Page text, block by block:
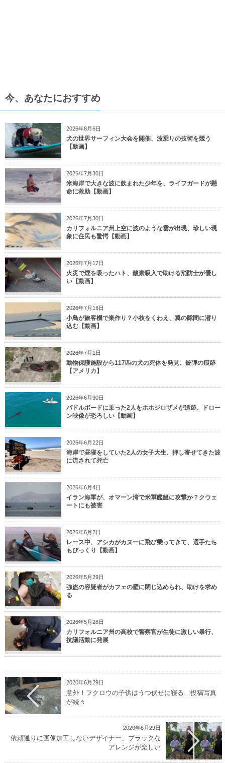
今、あなたにおすすめ
2026年8月6日
犬の世界サーフィン大会を開催、波乗りの技術を競う
【動画】
2026年7月30日
米海岸で大きな波に飲まれた少年を、ライフガードが懸
命に救助【動画】
2026年7月30日
カリフォルニア州上空に波のような雲が出現、珍しい現
象に住民も驚愕【動画】
2026年7月17日
火災で煙を吸ったハト、酸素吸入で助ける消防士が優し
い【動画】
2026年7月16日
小鳥が旅客機で巣作り？小枝をくわえ、翼の隙間に潜り
込む【動画】
2026年7月1日
動物保護施設から117匹の犬の死体を発見、銃弾の痕跡
【アメリカ】
2026年6月30日
パドルボードに乗った2人をホホジロザメが追跡、ドロー
ン映像が恐ろしい【動画】
2026年6月22日
海岸で昼寝をしていた2人の女子大生、押し寄せてきた波
に流されて死亡
2026年6月4日
イラン海軍が、オマーン湾で米軍艦艇に攻撃か？クウェ
ートにも被害
2026年6月2日
レース中、アシカがカヌーに飛び乗ってきて、選手たち
もびっくり【動画】
2026年5月29日
強盗の容疑者がカフェの壁に閉じ込められ、助けを求め
る
2026年5月28日
カリフォルニア州の高校で警察官が生徒に激しい暴行、
抗議活動に発展
2020年6月29日
意外！フクロウの子供はうつ伏せに寝る…投稿写真
が続々
2020年6月29日
依頼通りに画像加工しないデザイナー、ブラックな
アレンジが楽しい